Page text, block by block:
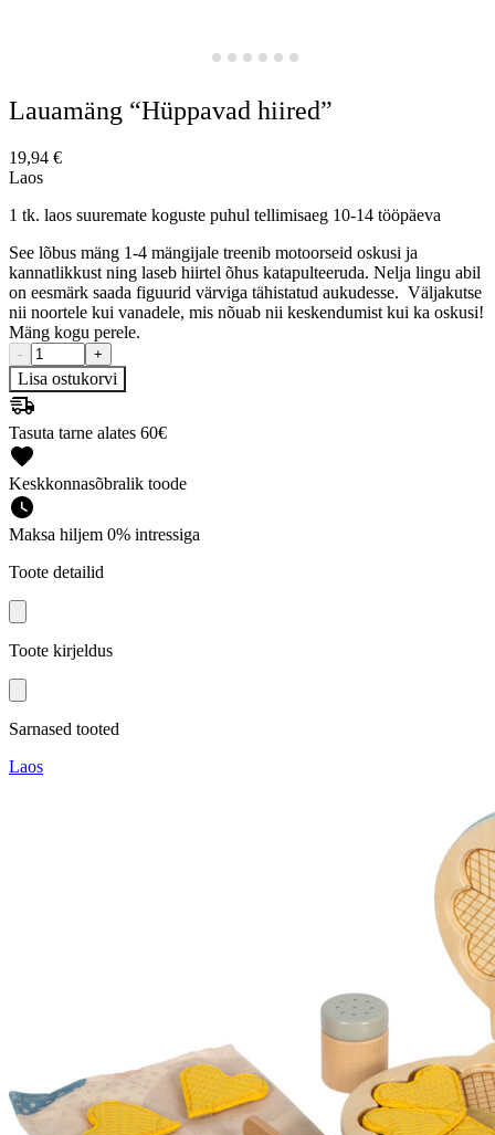
Lauamäng “Hüppavad hiired”
19,94 €
Laos
1 tk. laos suuremate koguste puhul tellimisaeg 10-14 tööpäeva
See lõbus mäng 1-4 mängijale treenib motoorseid oskusi ja
kannatlikkust ning laseb hiirtel õhus katapulteeruda. Nelja lingu abil
on eesmärk saada figuurid värviga tähistatud aukudesse. Väljakutse
nii noortele kui vanadele, mis nõuab nii keskendumist kui ka oskusi!
Mäng kogu perele.
- +
Lisa ostukorvi
Tasuta tarne alates 60€
Keskkonnasõbralik toode
Maksa hiljem 0% intressiga
Toote detailid
Toote kirjeldus
Sarnased tooted
Laos